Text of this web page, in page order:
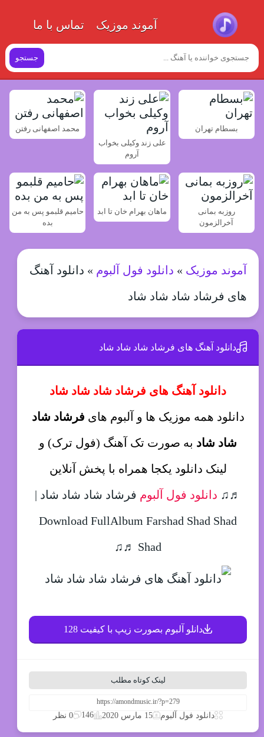
آموند موزیک تماس با ما
جستجو
بسطام تهران
علی زند وکیلی بخواب
آروم
محمد اصفهانی رفتن
روزبه بمانی
آخرالزمون
ماهان بهرام خان تا ابد
حامیم قلبمو پس به من
بده
آموند موزیک » دانلود فول آلبوم » دانلود آهنگ
های فرشاد شاد شاد شاد
دانلود آهنگ های فرشاد شاد شاد شاد
دانلود آهنگ های فرشاد شاد شاد شاد
دانلود همه موزیک ها و آلبوم های فرشاد شاد
شاد شاد به صورت تک آهنگ (فول ترک) و
لینک دانلود یکجا همراه با پخش آنلاین
♬♫ دانلود فول آلبوم فرشاد شاد شاد شاد |
Download FullAlbum Farshad Shad Shad
Shad ♬♫
دانلو آلبوم بصورت زیپ با کیفیت 128
لینک کوتاه مطلب
دانلود فول آلبوم 15 مارس 2020 146 0 نظر